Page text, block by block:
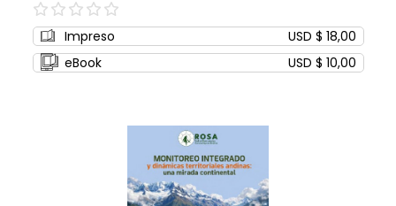
0%
Impreso
USD $ 18,00
eBook
USD $ 10,00